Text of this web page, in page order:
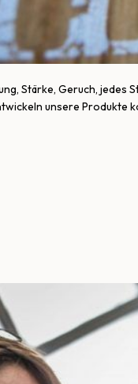
Stärke, Geruch,
unsere